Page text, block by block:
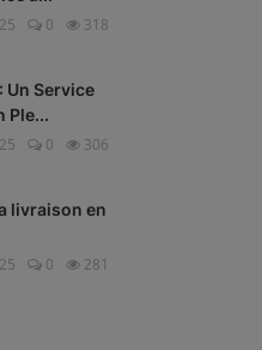
0 318
Un Service
Ple...
0 306
livraison en
0 281